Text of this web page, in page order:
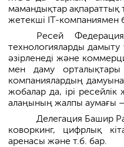
мамандықтар ақпараттық
жетекші IT-компаниямен
Ресей
технологияларды
әзірленеді және
мен даму
компаниялардың
жобалар да, ірі
алаңының жалпы аумағы –
Делегация Башир
коворкинг, цифрлық
аренасы және т.б. бар.